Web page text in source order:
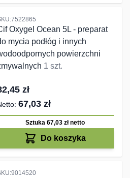
Oxygel Ocean 5L - preparat
mycia podłóg i innych
powierzchni
1 szt.
zł
67,03 zł
Sztuka 67,03 złnetto
Do koszyka